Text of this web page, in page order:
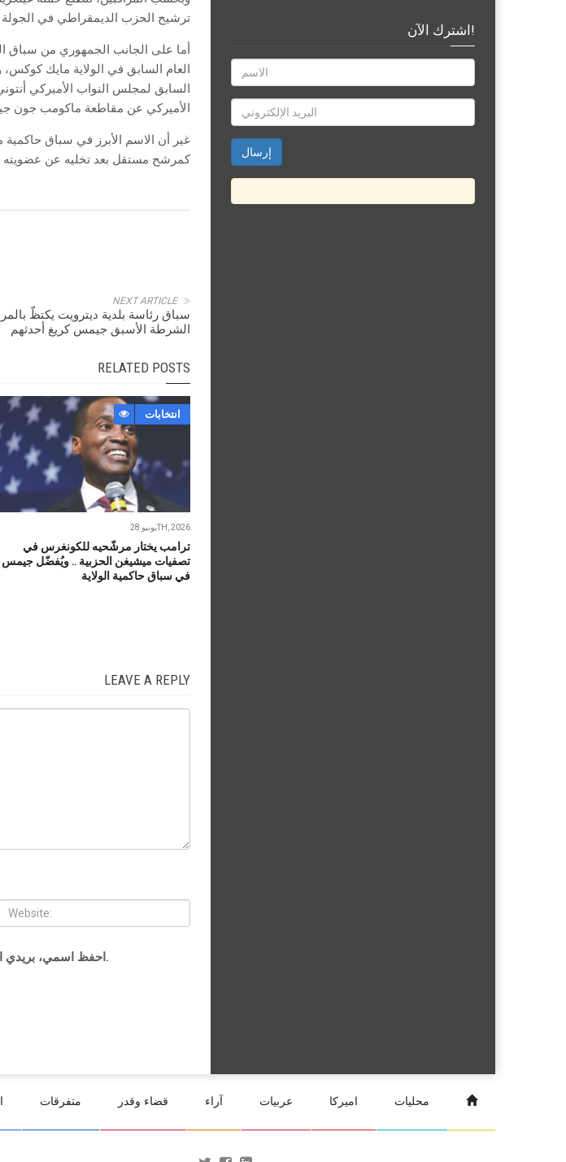
‬ترشيح‭ ‬الحزب‭ ‬الديمقراطي‭ ‬في‭ ‬الجولة‭ ‬التمهيدية‭ ‬المقررة‭ ‬في‭ ‬آب‭ (‬أغسطس‭) ‬2026‭.‬
‬الأميركي‭ ‬عن‭ ‬مقاطعة‭ ‬ماكومب‭ ‬جون‭ ‬جيمس‭ ‬مرشحَين‭ ‬محتملَين‭ ‬للحزب‭ ‬الجمهوري‭.‬
‬كمرشح‭ ‬مستقل‭ ‬بعد‭ ‬تخليه‭ ‬عن‭ ‬عضويته‭ ‬في‭ ‬الحزب‭ ‬الديمقراطي‭.‬
NEXT ARTICLE
‬الشرطة‭ ‬الأسبق‭ ‬جيمس‭ ‬كريغ‭ ‬أحدثهم
RELATED POSTS
انتخابات
يونيو 28TH, 2026
ترامب يختار مرشّحيه للكونغرس في
تصفيات ميشيغن الحزبية .. ويُفضّل جيمس
في سباق حاكمية الولاية
LEAVE A REPLY
احفظ اسمي، بريدي الإلكتروني، والموقع الإلكتروني في هذا المتصفح لاستخدامها المرة المقبلة في تعليقي.
اشترك الآن!
محليات اميركا عربيات آراء قضاء وقدر متفرقات